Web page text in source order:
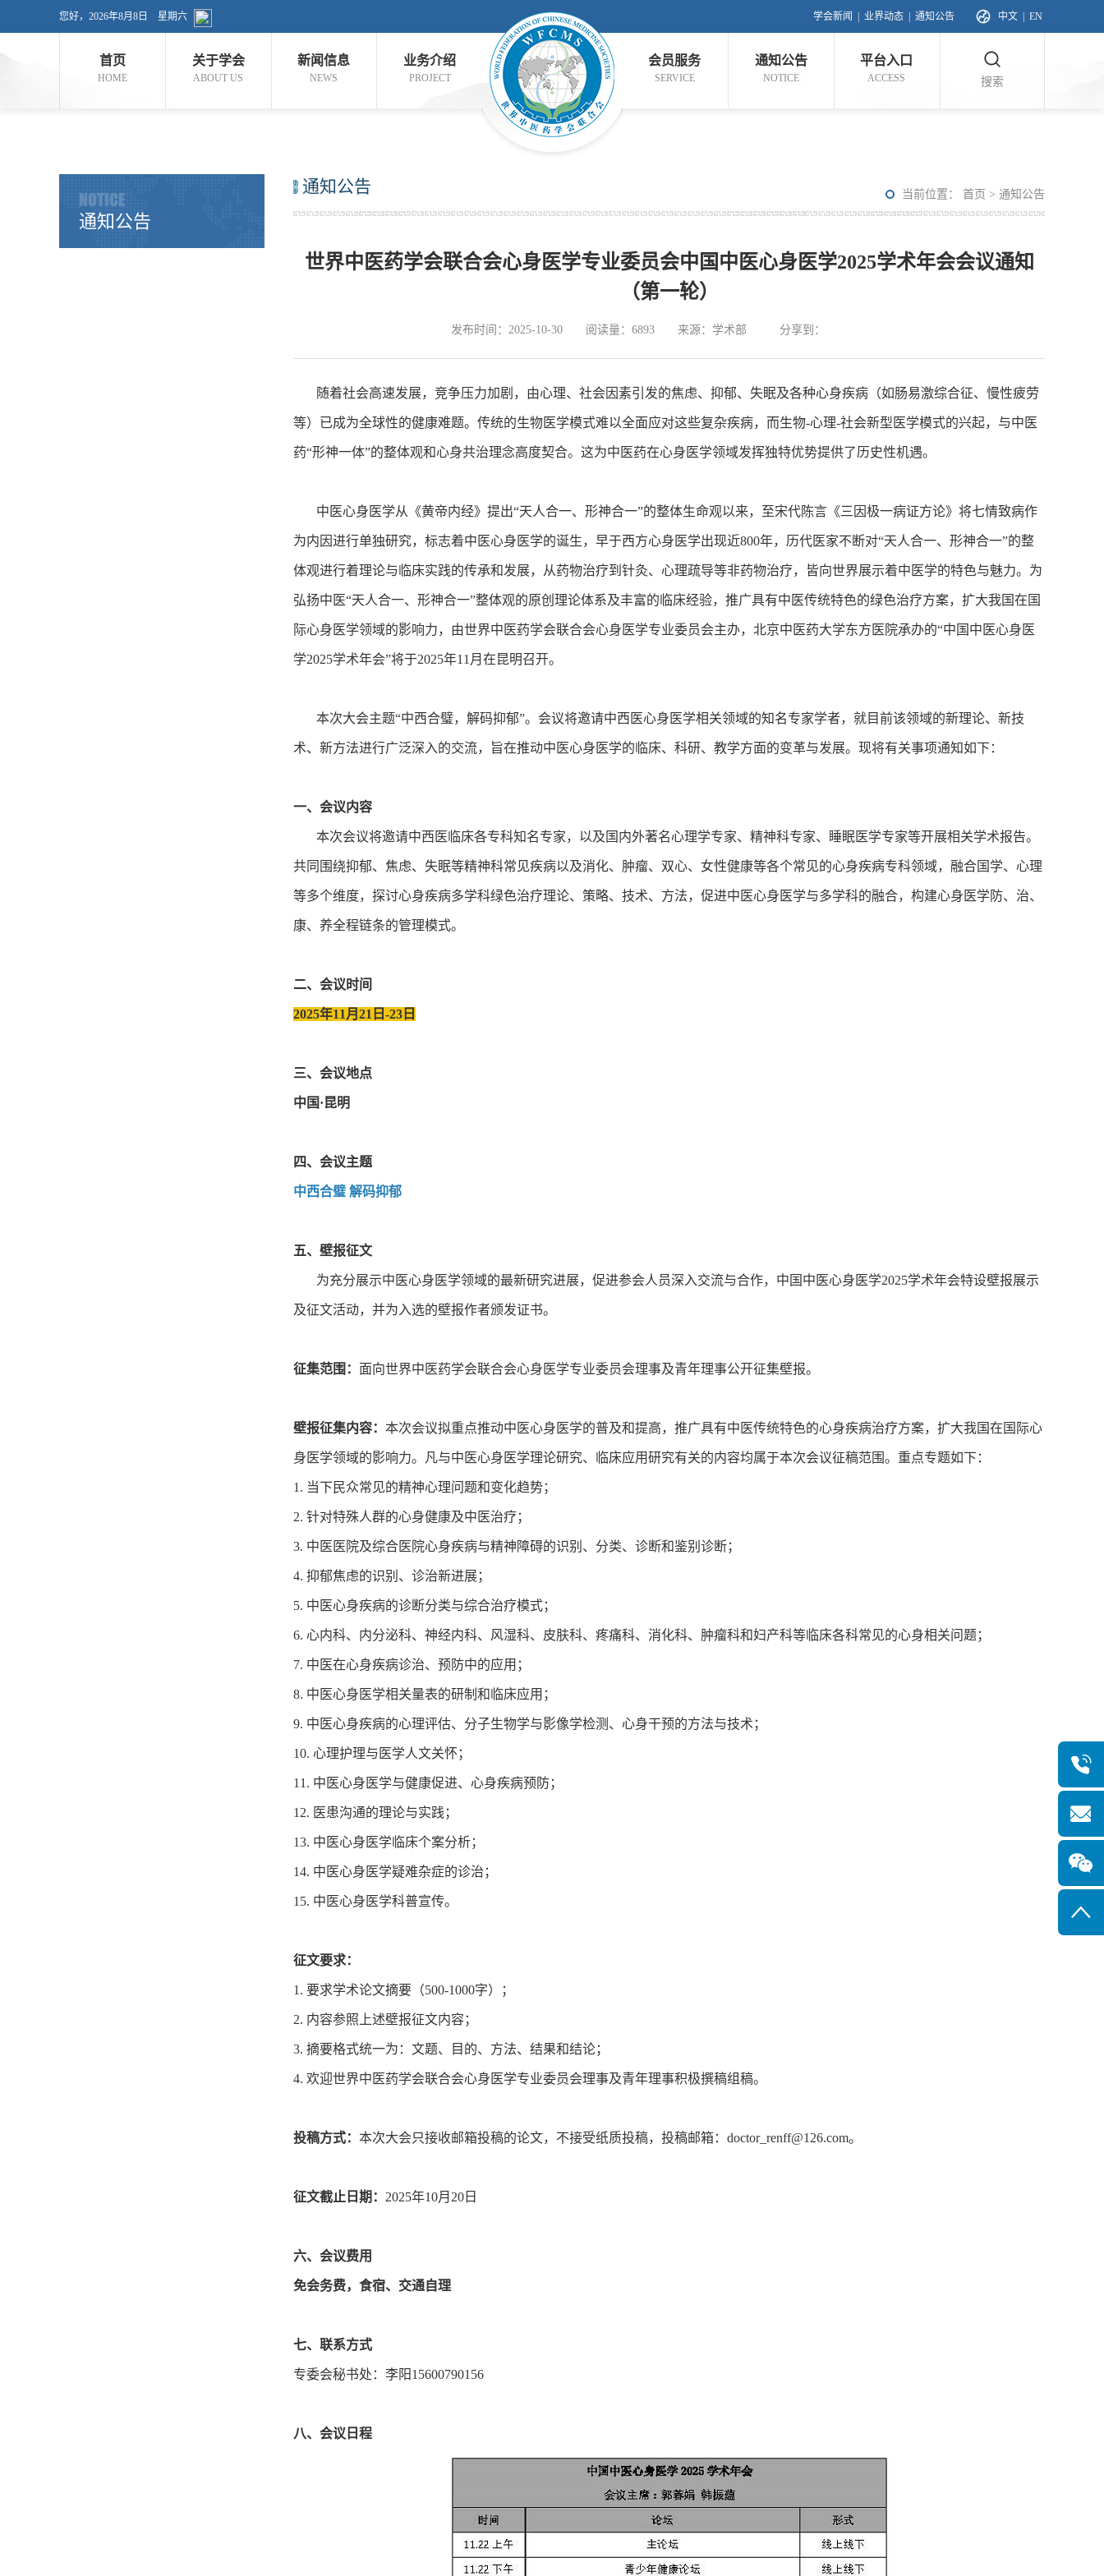
您好， 2026年8月8日 星期六 学会新闻 业界动态 通知公告 中文 EN
首页
HOME
关于学会
ABOUT US
新闻信息
NEWS
业务介绍
PROJECT
会员服务
SERVICE
通知公告
NOTICE
平台入口
ACCESS 搜索
NOTICE
通知公告
通知公告 当前位置： 首页 > 通知公告
世界中医药学会联合会心身医学专业委员会中国中医心身医学2025学术年会会议通知
（第一轮）
发布时间：2025-10-30 阅读量：6893 来源：学术部 分享到：
随着社会高速发展，竞争压力加剧，由心理、社会因素引发的焦虑、抑郁、失眠及各种心身疾病（如肠易激综合征、慢性疲劳
等）已成为全球性的健康难题。传统的生物医学模式难以全面应对这些复杂疾病，而生物-心理-社会新型医学模式的兴起，与中医
药“形神一体”的整体观和心身共治理念高度契合。这为中医药在心身医学领域发挥独特优势提供了历史性机遇。
中医心身医学从《黄帝内经》提出“天人合一、形神合一”的整体生命观以来，至宋代陈言《三因极一病证方论》将七情致病作
为内因进行单独研究，标志着中医心身医学的诞生，早于西方心身医学出现近800年，历代医家不断对“天人合一、形神合一”的整
体观进行着理论与临床实践的传承和发展，从药物治疗到针灸、心理疏导等非药物治疗，皆向世界展示着中医学的特色与魅力。为
弘扬中医“天人合一、形神合一”整体观的原创理论体系及丰富的临床经验，推广具有中医传统特色的绿色治疗方案，扩大我国在国
际心身医学领域的影响力，由世界中医药学会联合会心身医学专业委员会主办，北京中医药大学东方医院承办的“中国中医心身医
学2025学术年会”将于2025年11月在昆明召开。
本次大会主题“中西合璧，解码抑郁”。会议将邀请中西医心身医学相关领域的知名专家学者，就目前该领域的新理论、新技
术、新方法进行广泛深入的交流，旨在推动中医心身医学的临床、科研、教学方面的变革与发展。现将有关事项通知如下：
一、会议内容
本次会议将邀请中西医临床各专科知名专家，以及国内外著名心理学专家、精神科专家、睡眠医学专家等开展相关学术报告。
共同围绕抑郁、焦虑、失眠等精神科常见疾病以及消化、肿瘤、双心、女性健康等各个常见的心身疾病专科领域，融合国学、心理
等多个维度，探讨心身疾病多学科绿色治疗理论、策略、技术、方法，促进中医心身医学与多学科的融合，构建心身医学防、治、
康、养全程链条的管理模式。
二、会议时间
2025年11月21日-23日
三、会议地点
中国·昆明
四、会议主题
中西合璧 解码抑郁
五、壁报征文
为充分展示中医心身医学领域的最新研究进展，促进参会人员深入交流与合作，中国中医心身医学2025学术年会特设壁报展示
及征文活动，并为入选的壁报作者颁发证书。
征集范围： 面向世界中医药学会联合会心身医学专业委员会理事及青年理事公开征集壁报。
壁报征集内容： 本次会议拟重点推动中医心身医学的普及和提高，推广具有中医传统特色的心身疾病治疗方案，扩大我国在国际心
身医学领域的影响力。凡与中医心身医学理论研究、临床应用研究有关的内容均属于本次会议征稿范围。重点专题如下：
1. 当下民众常见的精神心理问题和变化趋势；
2. 针对特殊人群的心身健康及中医治疗；
3. 中医医院及综合医院心身疾病与精神障碍的识别、分类、诊断和鉴别诊断；
4. 抑郁焦虑的识别、诊治新进展；
5. 中医心身疾病的诊断分类与综合治疗模式；
6. 心内科、内分泌科、神经内科、风湿科、皮肤科、疼痛科、消化科、肿瘤科和妇产科等临床各科常见的心身相关问题；
7. 中医在心身疾病诊治、预防中的应用；
8. 中医心身医学相关量表的研制和临床应用；
9. 中医心身疾病的心理评估、分子生物学与影像学检测、心身干预的方法与技术；
10. 心理护理与医学人文关怀；
11. 中医心身医学与健康促进、心身疾病预防；
12. 医患沟通的理论与实践；
13. 中医心身医学临床个案分析；
14. 中医心身医学疑难杂症的诊治；
15. 中医心身医学科普宣传。
征文要求：
1. 要求学术论文摘要（500-1000字）；
2. 内容参照上述壁报征文内容；
3. 摘要格式统一为：文题、目的、方法、结果和结论；
4. 欢迎世界中医药学会联合会心身医学专业委员会理事及青年理事积极撰稿组稿。
投稿方式： 本次大会只接收邮箱投稿的论文，不接受纸质投稿，投稿邮箱：doctor_renff@126.com。
征文截止日期： 2025年10月20日
六、会议费用
免会务费，食宿、交通自理
七、联系方式
专委会秘书处：李阳15600790156
八、会议日程